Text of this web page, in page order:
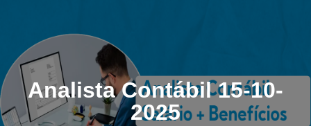
Analista Contábil 15-10-
2025